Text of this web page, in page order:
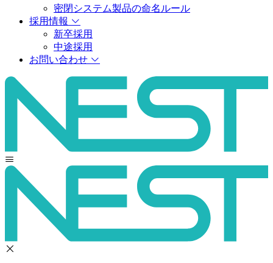
密閉システム製品の命名ルール
採用情報
新卒採用
中途採用
お問い合わせ